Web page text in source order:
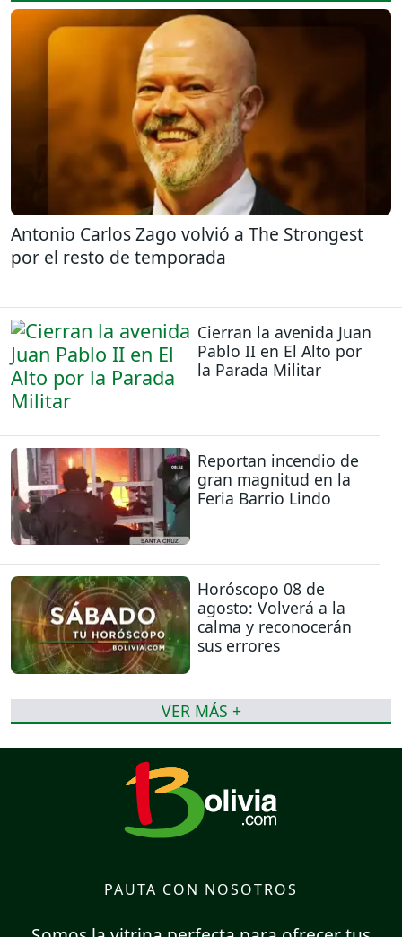
Antonio Carlos Zago volvió a The Strongest
por el resto de temporada
Cierran la avenida Juan
Pablo II en El Alto por
la Parada Militar
Reportan incendio de
gran magnitud en la
Feria Barrio Lindo
Horóscopo 08 de
agosto: Volverá a la
calma y reconocerán
sus errores
VER MÁS +
PAUTA CON NOSOTROS